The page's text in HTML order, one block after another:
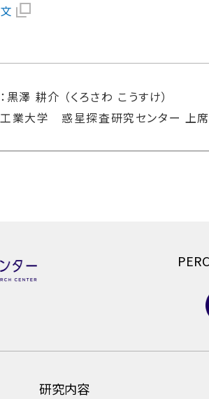
黒澤 耕介 （くろさわ こうすけ）
業大学 惑星探査研究センター 上
研究内容